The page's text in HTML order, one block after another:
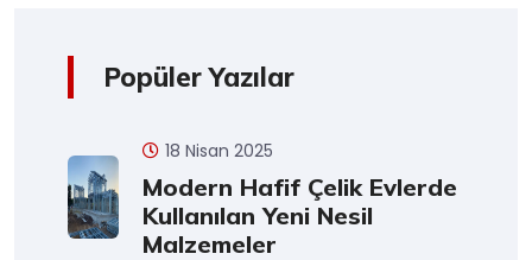
Popüler Yazılar
18 Nisan 2025
Modern Hafif Çelik Evlerde
Kullanılan Yeni Nesil
Malzemeler